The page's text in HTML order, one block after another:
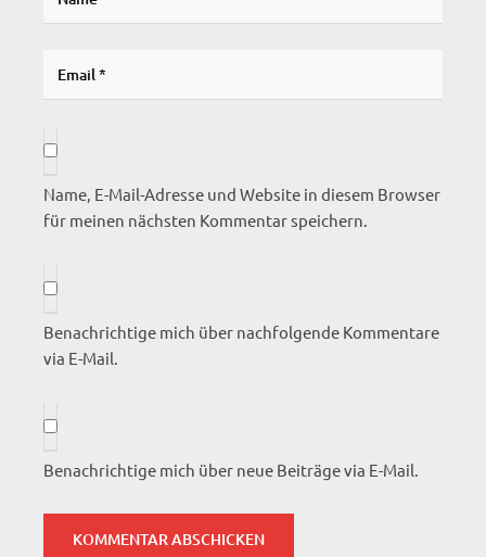
Name, E-Mail-Adresse und Website in diesem Browser
für meinen nächsten Kommentar speichern.
Benachrichtige mich über nachfolgende Kommentare
via E-Mail.
Benachrichtige mich über neue Beiträge via E-Mail.